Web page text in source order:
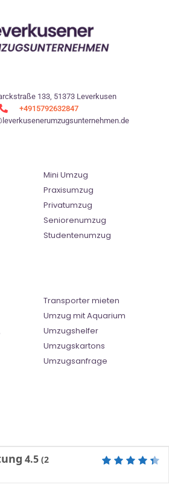
133, 51373 Leverkusen
+4915792632847
Mini Umzug
Praxisumzug
Privatumzug
Seniorenumzug
Studentenumzug
Transporter mieten
Umzug mit Aquarium
Umzugshelfer
Umzugskartons
Umzugsanfrage
4.5 (2